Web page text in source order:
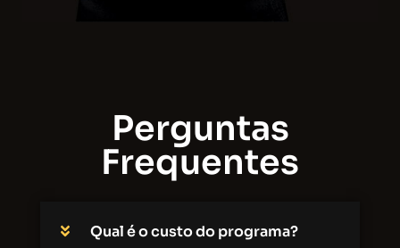
Perguntas
Frequentes
Qual é o custo do programa?